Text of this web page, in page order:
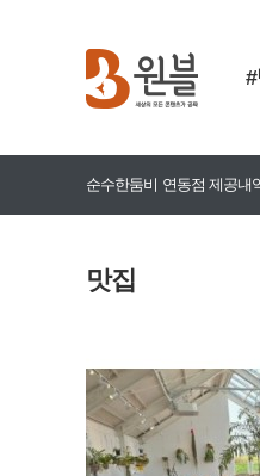
순수한둠비 연동점 제공내
맛집
신청 1명